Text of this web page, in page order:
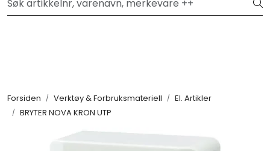
Skip to main content Hei, velkommen inn!
Forsiden Verktøy & Forbruksmateriell
El. Artikler
BRYTER NOVA KRON UTP
Kjemikalier